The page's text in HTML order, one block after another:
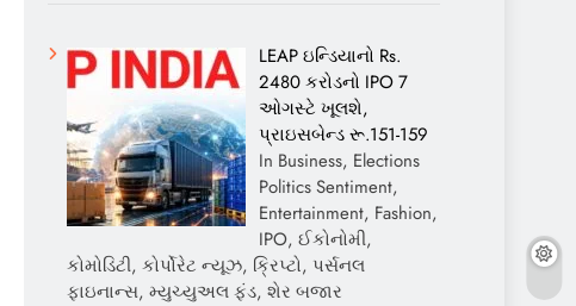
LEAP ઇન્ડિયાનો Rs.
2480 કરોડનો IPO 7
ઓગસ્ટે ખૂલશે,
પ્રાઇસબેન્ડ રૂ.151-159
In Business, Elections
Politics Sentiment,
Entertainment, Fashion,
IPO, ઈકોનોમી,
કોમોડિટી, કોર્પોરેટ ન્યૂઝ, ક્રિપ્ટો, પર્સનલ
ફાઇનાન્સ, મ્યુચ્યુઅલ ફંડ, શેર બજાર